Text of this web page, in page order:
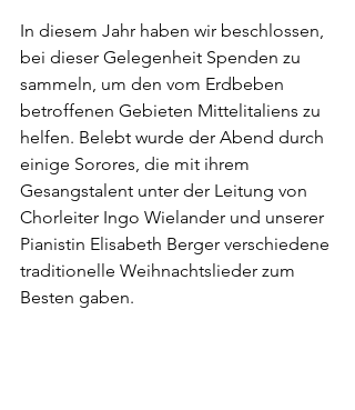
In diesem Jahr haben wir beschlossen,
bei dieser Gelegenheit Spenden zu
sammeln, um den vom Erdbeben
betroffenen Gebieten Mittelitaliens zu
helfen. Belebt wurde der Abend durch
einige Sorores, die mit ihrem
Gesangstalent unter der Leitung von
Chorleiter Ingo Wielander und unserer
Pianistin Elisabeth Berger verschiedene
traditionelle Weihnachtslieder zum
Besten gaben.